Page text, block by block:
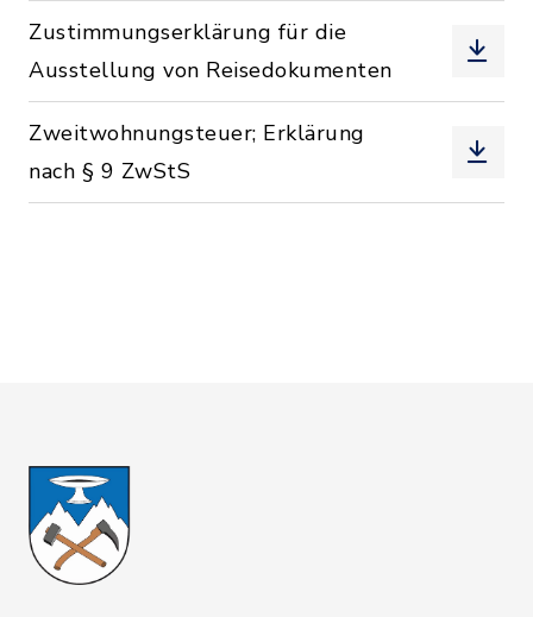
Zustimmungserklärung für die
Ausstellung von Reisedokumenten
Zweitwohnungsteuer; Erklärung
nach § 9 ZwStS